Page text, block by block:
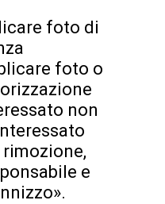
foto di
foto o
non
e